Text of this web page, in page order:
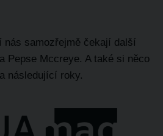
nás samozřejmě čekají další
Pepse Mccreye. A také si něco
následující roky.